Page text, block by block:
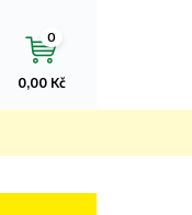
0,00 Kč
0